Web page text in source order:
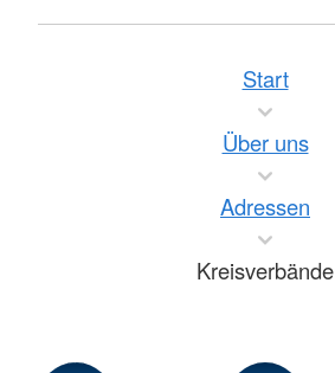
Start
Über uns
Adressen
Kreisverbände